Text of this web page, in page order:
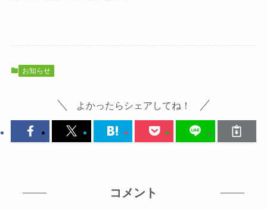
お知らせ
よかったらシェアしてね！
コメント